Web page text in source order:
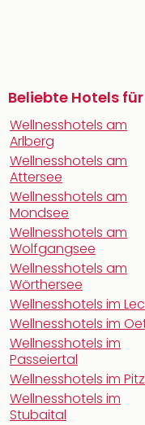
Beliebte Hotels
Wellnesshotels am
Arlberg
Wellnesshotels am
Attersee
Wellnesshotels am
Mondsee
Wellnesshotels am
Wolfgangsee
Wellnesshotels am
Wörthersee
Wellnesshotels im
Wellnesshotels im
Wellnesshotels im
Passeiertal
Wellnesshotels im
Wellnesshotels im
Stubaital